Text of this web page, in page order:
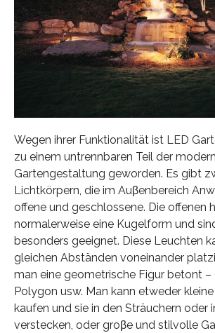
Wegen ihrer Funktionalität ist LED
zu einem untrennbaren Teil der
Gartengestaltung geworden. Es gibt
Lichtkörpern, die im Auβenbereich
offene und geschlossene. Die offenen
normalerweise eine Kugelform und
besonders geeignet. Diese Leuchten
gleichen Abständen voneinander
man eine geometrische Figur betont –
Polygon usw. Man kann etweder
kaufen und sie in den Sträuchern oder
verstecken, oder groβe und stilvolle